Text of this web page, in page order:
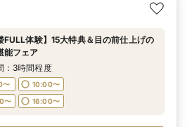
FULL体験】15大特典＆目の前仕上げの
フェア
〜
10:00〜
〜
16:00〜
フェアを予約
情報収集だけ／※90分クイックで会場
ア
〜
10:00〜
〜
16:00〜
フェアを予約
イン90分フェア★》一旦情報収集の
方向け
〜
10:00〜
〜
16:00〜
フェアを予約
FULL体験】15大特典＆目の前仕上げの
能フェア
：3時間程度
〜
10:00〜
〜
16:00〜